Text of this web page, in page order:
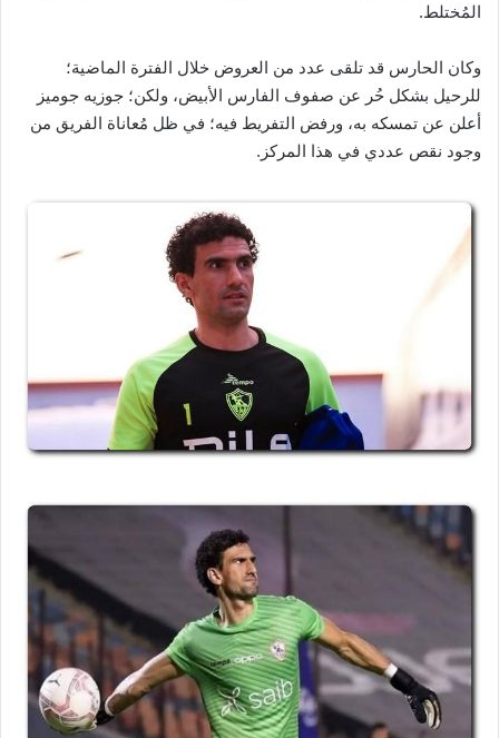
المُختلط.
وكان الحارس قد تلقى عدد من العروض خلال الفترة الماضية؛
للرحيل بشكل حُر عن صفوف الفارس الأبيض، ولكن؛ جوزيه جوميز
أعلن عن تمسكه به، ورفض التفريط فيه؛ في ظل مُعاناة الفريق من
وجود نقص عددي في هذا المركز.